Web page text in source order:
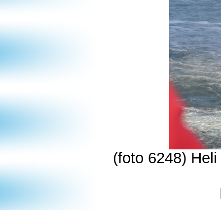
(foto 6248)